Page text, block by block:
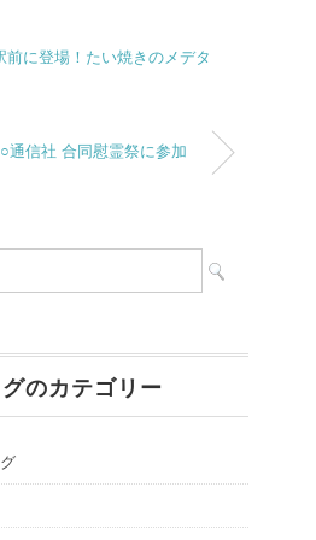
前に登場！たい焼きのメデタ
通信社 合同慰霊祭に参加
のカテゴリー